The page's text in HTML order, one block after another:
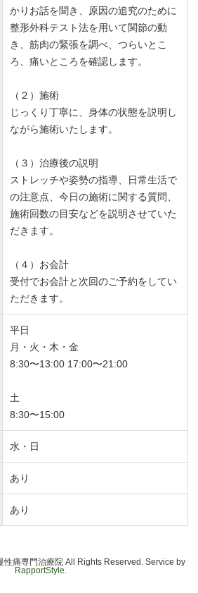
かりお話を聞き、原因の追究のために
整形外科テスト法を用いて関節の動
き、筋肉の緊張を調べ、つらいとこ
ろ、痛いところを確認します。
（２）施術
じっくり丁寧に、身体の状態を説明し
ながら施術いたします。
（３）治療後の説明
ストレッチや姿勢の指導、日常生活で
の注意点、今日の施術に関する質問、
施術回数の目安などを説明させていた
だきます。
（４）お会計
受付でお会計と次回のご予約をしてい
ただきます。
平日
月・火・木・金
8:30〜13:00 17:00〜21:00
土
8:30〜15:00
水・日
あり
あり
性痛専門治療院 All Rights Reserved. Service by
RapportStyle.